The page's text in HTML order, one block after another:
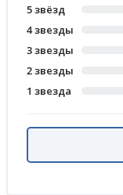
5 звёзд
4 звезды
3 звезды
2 звезды
1 звезда